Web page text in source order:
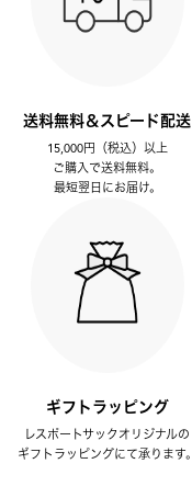
送料無料＆スピード配送
15,000円（税込）以上
ご購入で送料無料。
最短翌日にお届け。
ギフトラッピング
レスポートサックオリジナルの
ギフトラッピングにて承ります。